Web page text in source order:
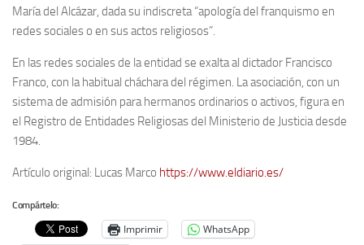
María del Alcázar, dada su indiscreta “apología del franquismo en
redes sociales o en sus actos religiosos”.
En las redes sociales de la entidad se exalta al dictador Francisco
Franco, con la habitual cháchara del régimen. La asociación, con un
sistema de admisión para hermanos ordinarios o activos, figura en
el Registro de Entidades Religiosas del Ministerio de Justicia desde
1984.
Artículo original: Lucas Marco https://www.eldiario.es/
Compártelo:
Imprimir
WhatsApp